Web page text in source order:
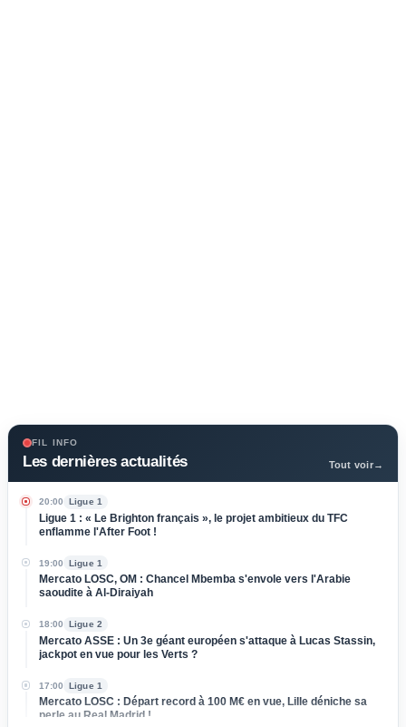
FIL INFO
Les dernières actualités Tout voir→
20:00 Ligue 1
Ligue 1 : « Le Brighton français », le projet ambitieux du TFC
enflamme l'After Foot !
19:00 Ligue 1
Mercato LOSC, OM : Chancel Mbemba s'envole vers l'Arabie
saoudite à Al-Diraiyah
18:00 Ligue 2
Mercato ASSE : Un 3e géant européen s'attaque à Lucas Stassin,
jackpot en vue pour les Verts ?
17:00 Ligue 1
Mercato LOSC : Départ record à 100 M€ en vue, Lille déniche sa
perle au Real Madrid !